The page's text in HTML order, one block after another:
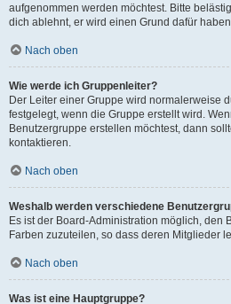
aufgenommen werden möchtest. Bitte
dich ablehnt, er wird einen Grund dafür
Nach oben
Wie werde ich Gruppenleiter?
Der Leiter einer Gruppe wird normalerweise
festgelegt, wenn die Gruppe erstellt wird.
Benutzergruppe erstellen möchtest, dann
kontaktieren.
Nach oben
Weshalb werden verschiedene
Es ist der Board-Administration möglich, den
Farben zuzuteilen, so dass deren Mitglieder
Nach oben
Was ist eine Hauptgruppe?